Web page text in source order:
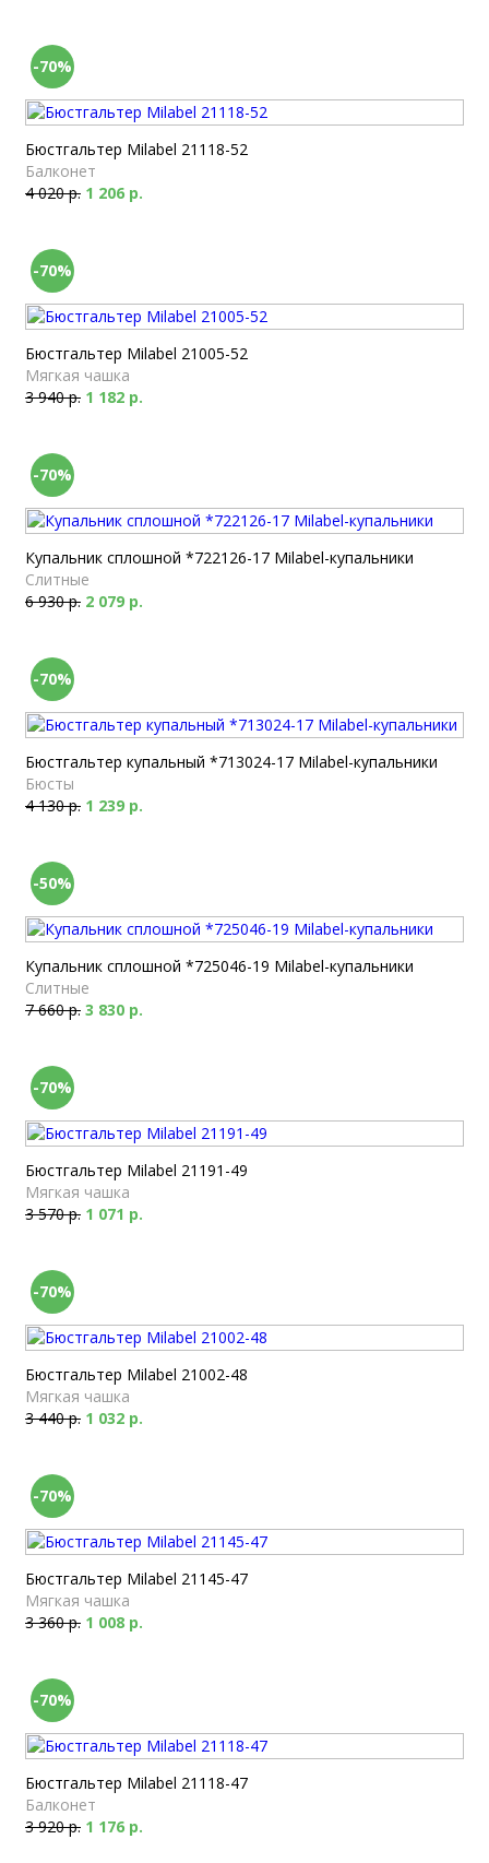
-70%
Бюстгальтер Milabel 21118-52
Балконет
4 020 р. 1 206 р.
-70%
Бюстгальтер Milabel 21005-52
Мягкая чашка
3 940 р. 1 182 р.
-70%
Купальник сплошной *722126-17 Milabel-купальники
Слитные
6 930 р. 2 079 р.
-70%
Бюстгальтер купальный *713024-17 Milabel-купальники
Бюсты
4 130 р. 1 239 р.
-50%
Купальник сплошной *725046-19 Milabel-купальники
Слитные
7 660 р. 3 830 р.
-70%
Бюстгальтер Milabel 21191-49
Мягкая чашка
3 570 р. 1 071 р.
-70%
Бюстгальтер Milabel 21002-48
Мягкая чашка
3 440 р. 1 032 р.
-70%
Бюстгальтер Milabel 21145-47
Мягкая чашка
3 360 р. 1 008 р.
-70%
Бюстгальтер Milabel 21118-47
Балконет
3 920 р. 1 176 р.